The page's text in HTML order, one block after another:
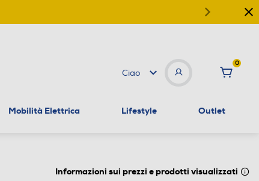
Ciao
0
Mobilità Elettrica Lifestyle Outlet
Informazioni sui prezzi e prodotti visualizzati